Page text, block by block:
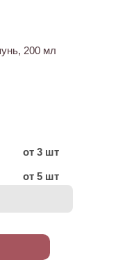
200 мл
от 3 шт
от 5 шт